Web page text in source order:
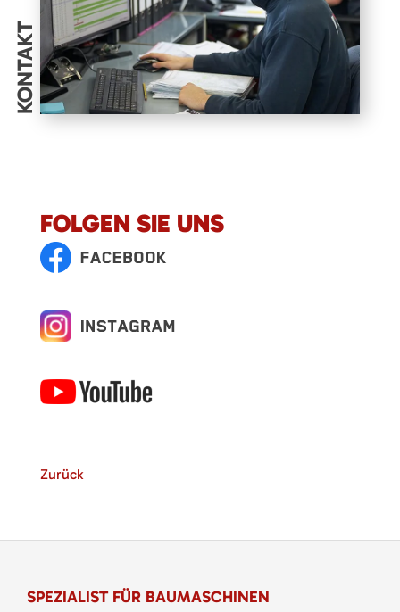
KONTAKT
FOLGEN SIE UNS
Zurück
SPEZIALIST FÜR BAUMASCHINEN